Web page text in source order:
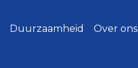
Duurzaamheid Over ons